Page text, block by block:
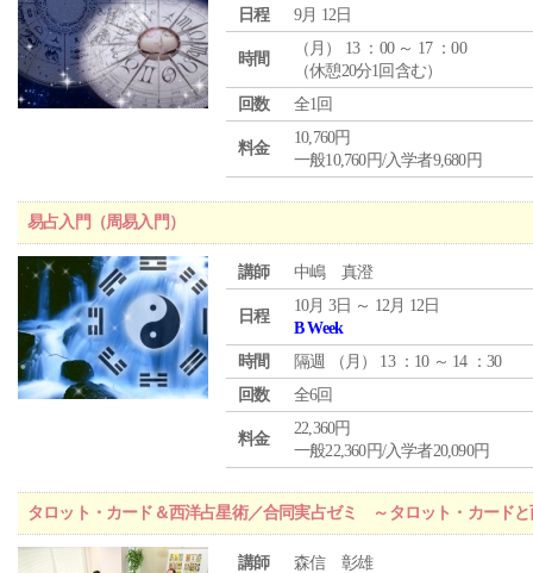
日程
9月 12日
時間
（ 月 ） 13 ：00 ～ 17 ：00
（休憩20分1回含む）
回数
全1回
料金
10,760円
一般10,760円/入学者9,680円
易占入門（周易入門）
講師 中嶋 真澄
日程
10月 3日 ～ 12月 12日
B Week
時間
隔週 （ 月 ） 13 ：10 ～ 14 ：30
回数
全6回
料金
22,360円
一般22,360円/入学者20,090円
タロット・カード＆西洋占星術／合同実占ゼミ ～タロット・カード
講師
森信 彰雄